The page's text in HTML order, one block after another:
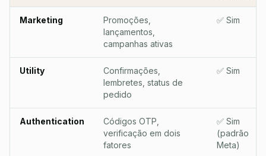
Marketing
Promoções,
lançamentos,
campanhas ativas
✅ Sim
Utility
Confirmações,
lembretes, status de
pedido
✅ Sim
Authentication
Códigos OTP,
verificação em dois
fatores
✅ Sim
(padrão
Meta)